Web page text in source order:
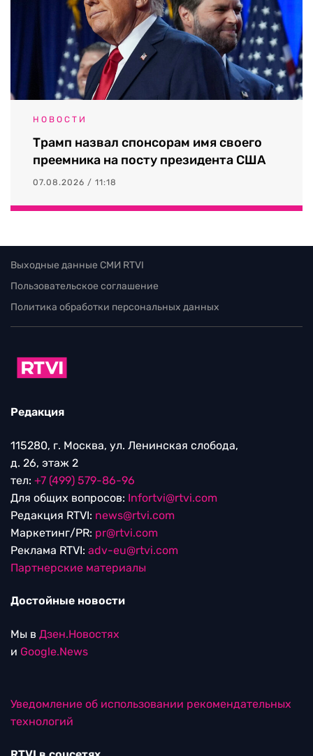
НОВОСТИ
Трамп назвал спонсорам имя своего
преемника на посту президента США
07.08.2026 / 11:18
Выходные данные СМИ RTVI
Пользовательское соглашение
Политика обработки персональных данных
Редакция
115280, г. Москва, ул. Ленинская слобода,
д. 26, этаж 2
тел: +7 (499) 579-86-96
Для общих вопросов: Infortvi@rtvi.com
Редакция RTVI: news@rtvi.com
Маркетинг/PR: pr@rtvi.com
Реклама RTVI: adv-eu@rtvi.com
Партнерские материалы
Достойные новости
Мы в Дзен.Новостях
и Google.News
Уведомление об использовании рекомендательных
технологий